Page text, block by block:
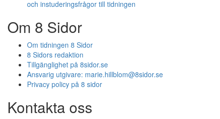
och instuderingsfrågor till tidningen
Om 8 Sidor
Om tidningen 8 Sidor
8 Sidors redaktion
Tillgänglighet på 8sidor.se
Ansvarig utgivare: marie.hillblom@8sidor.se
Privacy policy på 8 sidor
Kontakta oss